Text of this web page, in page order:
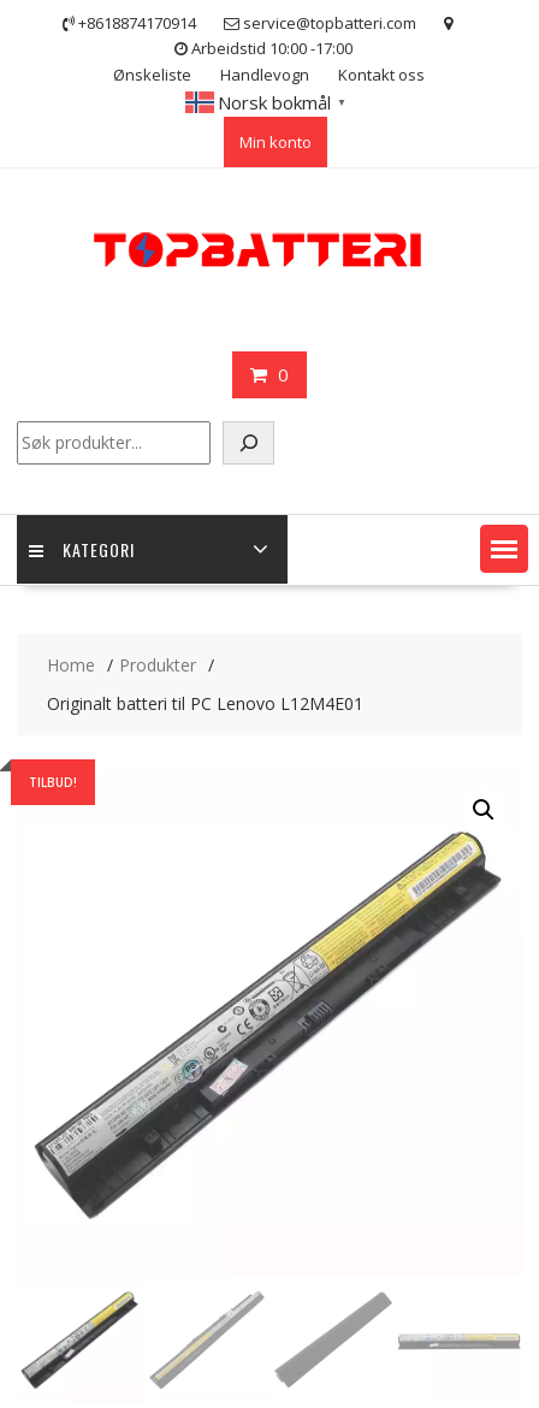
+8618874170914
service@topbatteri.com
Arbeidstid 10:00 -17:00
Ønskeliste
Handlevogn Kontakt oss
Norsk bokmål ▼
Min konto
0
KATEGORI
Home
Produkter
Originalt batteri til PC Lenovo L12M4E01
TILBUD!